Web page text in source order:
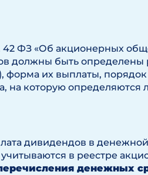
42 ФЗ «Об акционерных
должны быть
форма их выплаты,
на которую
дивидендов в
в реестре
денежных